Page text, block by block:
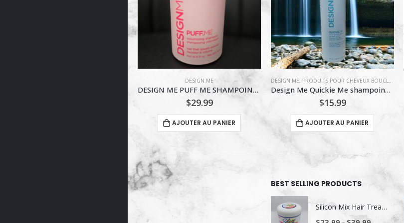
PRODUITS POUR CHEVEUX BOUCLÉS
Design Me Quickie Me shampoing Sec Tons Foncés 96 ml
$15.99
AJOUTER AU PANIER
DESIGN.ME,UNCATEGORIZED
GLOSS ME REVITALISANT 60 ML
$5.00
AJOUTER AU PANIER
BEST SELLING PRODUCTS
Silicon Mix Hair Treatment